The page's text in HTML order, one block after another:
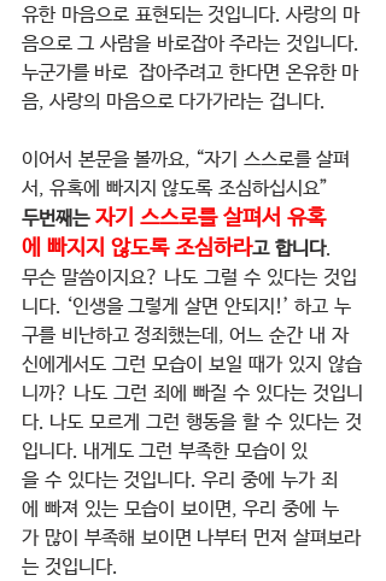
유한 마음으로 표현되는 것입니다. 사랑의 마
음으로 그 사람을 바로잡아 주라는 것입니다.
누군가를 바로  잡아주려고 한다면 온유한 마
음, 사랑의 마음으로 다가가라는 겁니다.
이어서 본문을 볼까요, “자기 스스로를 살펴
서, 유혹에 빠지지 않도록 조심하십시요”
두번째는 자기 스스로를 살펴서 유혹
에 빠지지 않도록 조심하라고 합니다.
무슨 말씀이지요? 나도 그럴 수 있다는 것입
니다. ‘인생을 그렇게 살면 안되지!’ 하고 누
구를 비난하고 정죄했는데, 어느 순간 내 자
신에게서도 그런 모습이 보일 때가 있지 않습
니까? 나도 그런 죄에 빠질 수 있다는 것입니
다. 나도 모르게 그런 행동을 할 수 있다는 것
입니다. 내게도 그런 부족한 모습이 있
을 수 있다는 것입니다. 우리 중에 누가 죄
에 빠져 있는 모습이 보이면, 우리 중에 누
가 많이 부족해 보이면 나부터 먼저 살펴보라
는 것입니다.